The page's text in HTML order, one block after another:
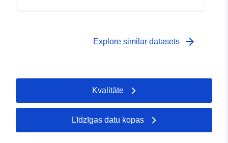
Explore similar datasets arrow_forward
Kvalitāte
Līdzīgas datu kopas